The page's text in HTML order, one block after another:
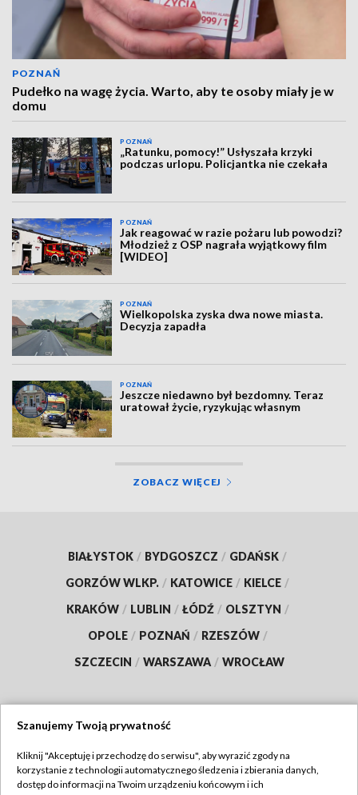
POZNAŃ
Pudełko na wagę życia. Warto, aby te osoby miały je w
domu
POZNAŃ
„Ratunku, pomocy!” Usłyszała krzyki
podczas urlopu. Policjantka nie czekała
POZNAŃ
Jak reagować w razie pożaru lub powodzi?
Młodzież z OSP nagrała wyjątkowy film
[WIDEO]
POZNAŃ
Wielkopolska zyska dwa nowe miasta.
Decyzja zapadła
POZNAŃ
Jeszcze niedawno był bezdomny. Teraz
uratował życie, ryzykując własnym
ZOBACZ WIĘCEJ
BIAŁYSTOK / BYDGOSZCZ / GDAŃSK /
GORZÓW WLKP. / KATOWICE / KIELCE /
KRAKÓW / LUBLIN / ŁÓDŹ / OLSZTYN /
OPOLE / POZNAŃ / RZESZÓW /
SZCZECIN / WARSZAWA / WROCŁAW
TVP
Szanujemy Twoją prywatność
Kliknij "Akceptuję i przechodzę do serwisu", aby wyrazić zgody na
korzystanie z technologii automatycznego śledzenia i zbierania danych,
dostęp do informacji na Twoim urządzeniu końcowym i ich